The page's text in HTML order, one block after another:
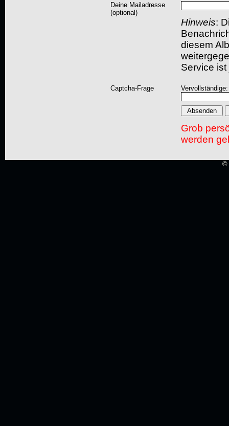
Deine Mailadresse
(optional)
Hinweis:
diesem
Service
Captcha-Frage
Grob
werden
©